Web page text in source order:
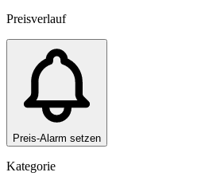
Preisverlauf
Preis-Alarm setzen
Kategorie